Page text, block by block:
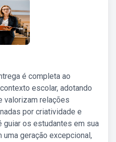
é completa ao
escolar, adotando
valorizam relações
por criatividade e
guiar os estudantes em sua
uma geração excepcional,